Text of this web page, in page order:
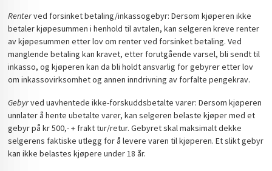
Renterved forsinket betaling/inkassogebyr: Dersom kjøperen ikke
betaler kjøpesummen i henhold til avtalen, kan selgeren kreve renter
av kjøpesummen etter lov om renter ved forsinket betaling. Ved
manglende betaling kan kravet, etter forutgående varsel, bli sendt til
inkasso, og kjøperen kan da bli holdt ansvarlig for gebyrer etter lov
om inkassovirksomhet og annen inndrivning av forfalte pengekrav.
Gebyrved uavhentede ikke-forskuddsbetalte varer: Dersom kjøperen
unnlater å hente ubetalte varer, kan selgeren belaste kjøper med et
gebyr på kr 500,- + frakt tur/retur. Gebyret skal maksimalt dekke
selgerens faktiske utlegg for å levere varen til kjøperen. Et slikt gebyr
kan ikke belastes kjøpere under 18 år.